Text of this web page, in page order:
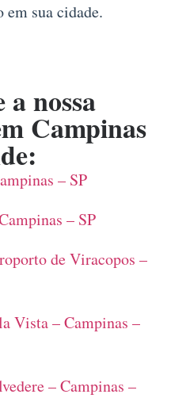
sua cidade.
a nossa
Campinas
– SP
– SP
de Viracopos –
Vista – Campinas –
– Campinas –